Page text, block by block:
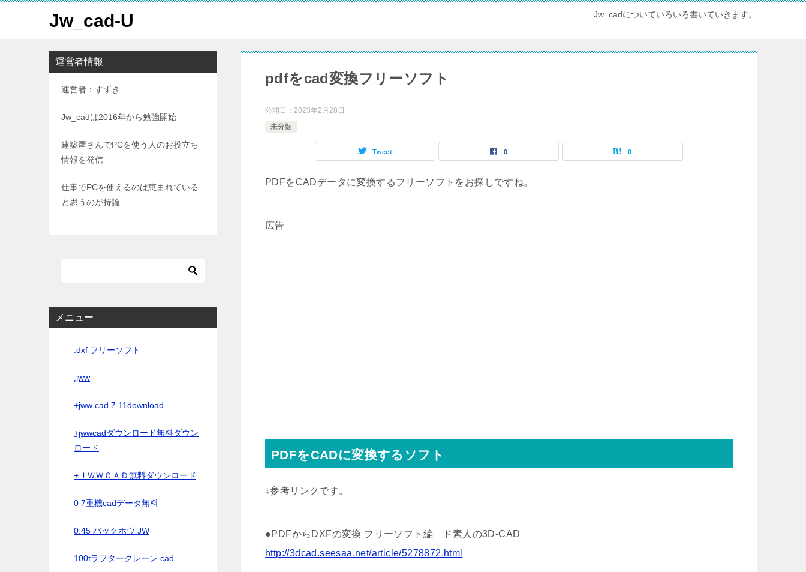
Jw_cad-U Jw_cadについていろいろ書いていきます。
pdfをcad変換フリーソフト
公開日： 2023年2月28日
未分類
Tweet 0 0
PDFをCADデータに変換するフリーソフトをお探しですね。
広告
PDFをCADに変換するソフト
↓参考リンクです。
●PDFからDXFの変換 フリーソフト編 ド素人の3D-CAD
http://3dcad.seesaa.net/article/5278872.html
運営者情報
運営者：すずき
Jw_cadは2016年から勉強開始
建築屋さんでPCを使う人のお役立ち
情報を発信
仕事でPCを使えるのは恵まれている
と思うのが持論
メニュー
.dxf フリーソフト
.jww
+jww cad 7.11download
+jwwcadダウンロード無料ダウン
ロード
+ＪＷＷＣＡＤ無料ダウンロード
0 7重機cadデータ無料
0.45 バックホウ JW
100tラフタークレーン cad